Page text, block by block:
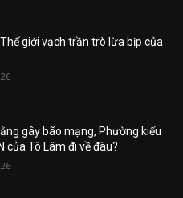
giới vạch trần trò lừa bịp của
gây bão mạng, Phường kiểu
của Tô Lâm đi về đâu?